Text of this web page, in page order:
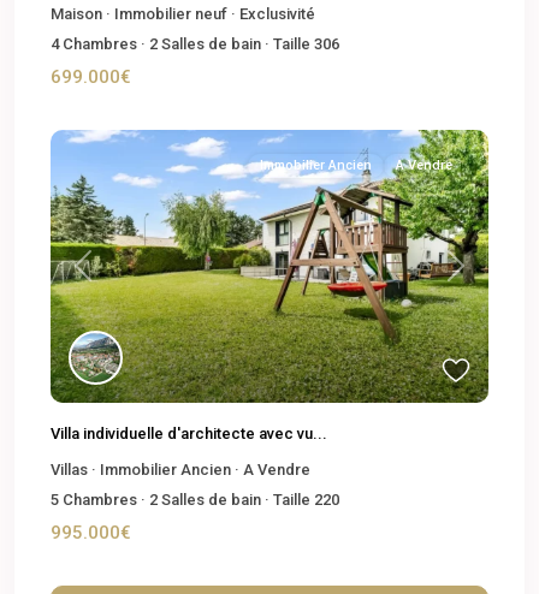
Maison · Immobilier neuf · Exclusivité
4Chambres · 2 Salles de bain · Taille 306
699.000€
Previous Next
Immobilier Ancien A Vendre
Villa individuelle d'architecte avec vu...
Villas · Immobilier Ancien · A Vendre
5 Chambres · 2 Salles de bain · Taille 220
995.000€